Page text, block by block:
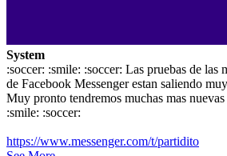
System
:soccer: :smile: :soccer: Las pruebas de las
de Facebook Messenger estan saliendo
Muy pronto tendremos muchas mas
:smile: :soccer:
https://www.messenger.com/t/partidito